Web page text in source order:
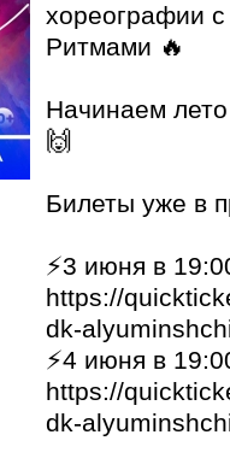
хореографии
Ритмами 🔥
Начинаем
🙌
Билеты уже в
⚡3 июня в
https://
dk-
⚡4 июня в
https://
dk-